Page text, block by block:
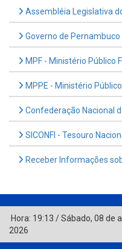
Assembléia Legislativa
Governo de Pernambuco
MPF - Ministério Público
MPPE - Ministério
Confederação Nacional
SICONFI - Tesouro
Receber Informações
Hora: 19:13 /Sábado, 08 de
2026